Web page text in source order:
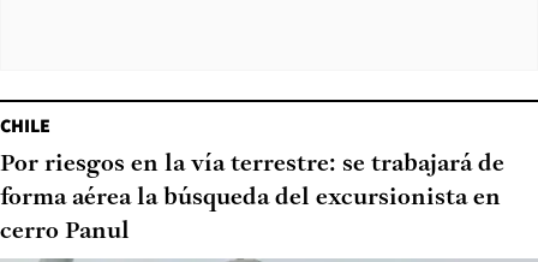
CHILE
Por riesgos en la vía terrestre: se trabajará de
forma aérea la búsqueda del excursionista en
cerro Panul